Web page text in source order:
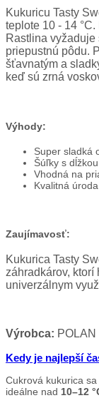
Kukuricu Tasty
teplote 10 - 14
Rastlina
priepustnú pôdu.
šťavnatým a
keď sú zrná
Výhody:
Super sladká
Šúľky s
Vhodná na
Kvalitná
Zaujímavosť:
Kukurica Tasty
záhradkárov,
univerzálnym
Výrobca: POLAN
Kedy je najlepší
Cukrová kukurica
ideálne nad 10–12